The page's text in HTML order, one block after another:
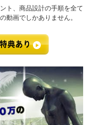
ト、商品設計の手順を全て
動画でしかありません。
典あり